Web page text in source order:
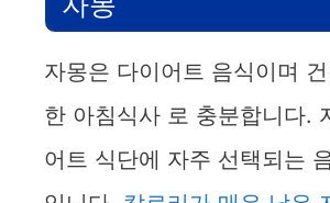
자몽은 다이어트 음식이며
한 아침식사 로 충분합니다.
어트 식단에 자주 선택되는